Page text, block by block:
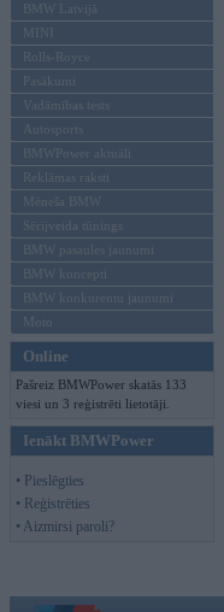
BMW Latvijā
MINI
Rolls-Royce
Pasākumi
Vadāmības tests
Autosports
BMWPower aktuāli
Reklāmas raksti
Mēneša BMW
Sērijveida tūnings
BMW pasaules jaunumi
BMW koncepti
BMW konkurentu jaunumi
Moto
Online
Pašreiz BMWPower skatās 133
viesi un 3 reģistrēti lietotāji.
Ienākt BMWPower
• Pieslēgties
• Reģistrēties
• Aizmirsi paroli?